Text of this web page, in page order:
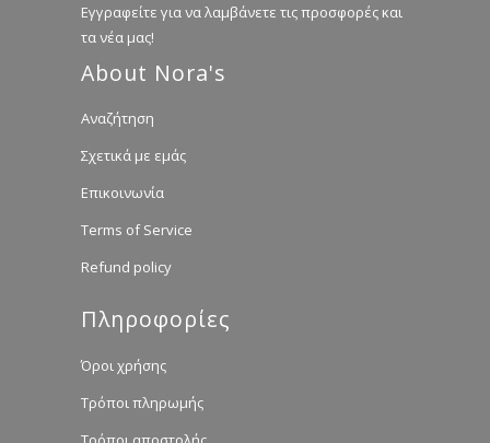
Εγγραφείτε για να λαμβάνετε τις προσφορές και
τα νέα μας!
About Nora's
Αναζήτηση
Σχετικά με εμάς
Επικοινωνία
Terms of Service
Refund policy
Πληροφορίες
Όροι χρήσης
Τρόποι πληρωμής